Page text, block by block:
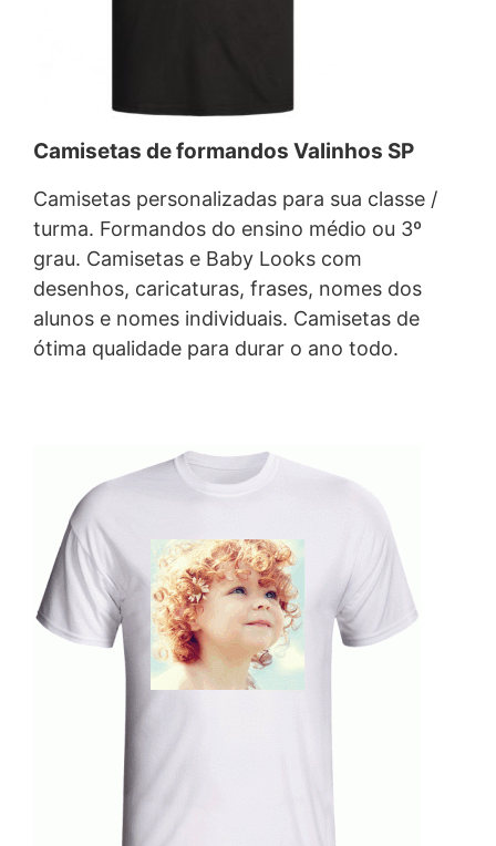
Camisetas de formandos Valinhos SP
Camisetas personalizadas para sua classe /
turma. Formandos do ensino médio ou 3º
grau. Camisetas e Baby Looks com
desenhos, caricaturas, frases, nomes dos
alunos e nomes individuais. Camisetas de
ótima qualidade para durar o ano todo.